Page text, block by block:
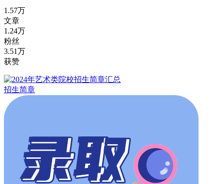
1.57万
文章
1.24万
粉丝
3.51万
获赞
招生简章